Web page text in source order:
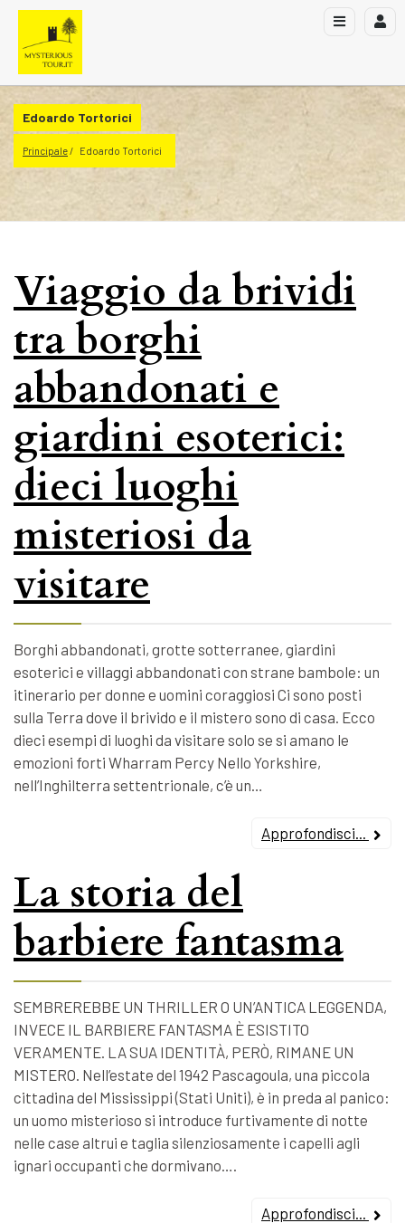
Edoardo Tortorici
Principale Edoardo Tortorici
Viaggio da brividi
tra borghi
abbandonati e
giardini esoterici:
dieci luoghi
misteriosi da
visitare
Borghi abbandonati, grotte sotterranee, giardini
esoterici e villaggi abbandonati con strane bambole: un
itinerario per donne e uomini coraggiosi Ci sono posti
sulla Terra dove il brivido e il mistero sono di casa. Ecco
dieci esempi di luoghi da visitare solo se si amano le
emozioni forti Wharram Percy Nello Yorkshire,
nell’Inghilterra settentrionale, c’è un…
Approfondisci...
La storia del
barbiere fantasma
SEMBREREBBE UN THRILLER O UN’ANTICA LEGGENDA,
INVECE IL BARBIERE FANTASMA È ESISTITO
VERAMENTE. LA SUA IDENTITÀ, PERÒ, RIMANE UN
MISTERO. Nell’estate del 1942 Pascagoula, una piccola
cittadina del Mississippi (Stati Uniti), è in preda al panico:
un uomo misterioso si introduce furtivamente di notte
nelle case altrui e taglia silenziosamente i capelli agli
ignari occupanti che dormivano….
Approfondisci...